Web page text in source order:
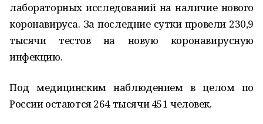
лабораторных исследований на наличие нового
коронавируса. За последние сутки провели 230,9
тысячи тестов на новую коронавирусную
инфекцию.
Под медицинским наблюдением в целом по
России остаются 264 тысячи 451 человек.